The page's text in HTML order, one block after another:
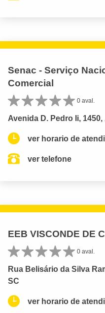
Senac - Serviço
Comercial
0 aval.
Avenida D. Pedro Ii,
ver horario de
ver telefone
EEB VISCONDE DE
0 aval.
Rua Belisário da Silva
SC
ver horario de